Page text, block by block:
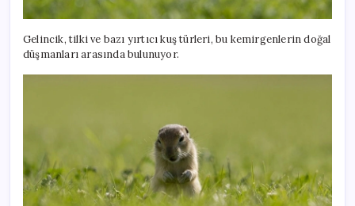
Gelincik, tilki ve bazı yırtıcı kuş türleri, bu kemirgenlerin doğal
düşmanları arasında bulunuyor.